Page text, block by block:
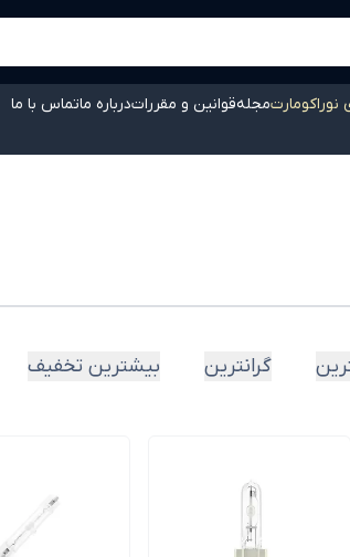
نوراکومارتمجلهقوانین و مقرراتدرباره ماتماس با ما
گرانترین بیشترین تخفیف